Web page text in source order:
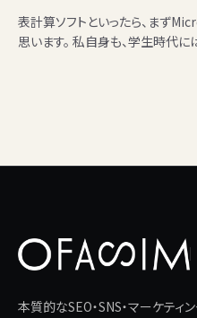
表計算ソフトといったら、まず
思います。 私自身も、学生時代にはExcelしか使ったことがありません
本質的なSEO・SNS・マーケティ